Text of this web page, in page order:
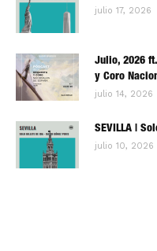
julio 17, 2026
Julio, 2026
y Coro
julio 14, 2026
SEVILLA |
julio 10, 2026